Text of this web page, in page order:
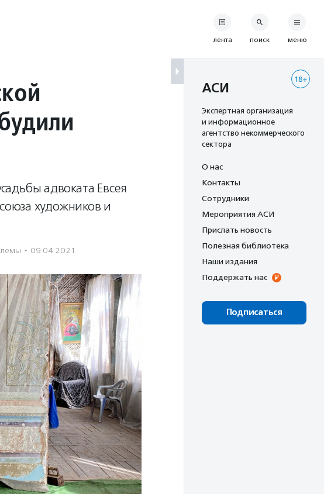
адвоката Евсея
художников и
· 09.04.2021
лента поиск меню
18+
АСИ
Экспертная организация
и информационное
агентство некоммерческого
сектора
О нас
Контакты
Сотрудники
Мероприятия АСИ
Прислать новость
Полезная библиотека
Наши издания
Поддержать нас
Подписаться